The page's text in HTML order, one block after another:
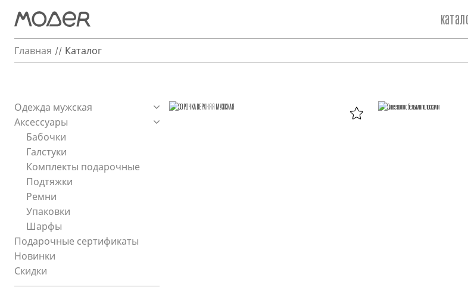
Главная Каталог
Одежда мужская
Аксессуары
Бабочки
Галстуки
Комплекты подарочные
Подтяжки
Ремни
Упаковки
Шарфы
Подарочные сертификаты
Новинки
Скидки